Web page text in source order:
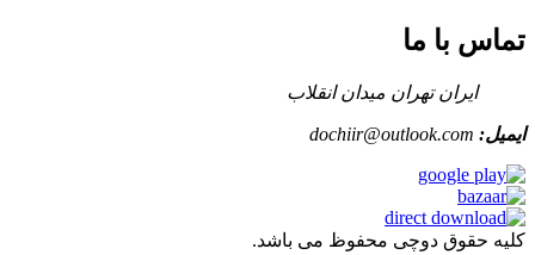
تماس با ما
ایران تهران میدان انقلاب
ایمیل: dochiir@outlook.com
کلیه حقوق دوچی محفوظ می باشد.